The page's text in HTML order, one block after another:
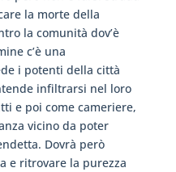
la morte della
la comunità dov’è
c’è una
i potenti della città
infiltrarsi nel loro
e poi come cameriere,
vicino da poter
Dovrà però
e ritrovare la purezza